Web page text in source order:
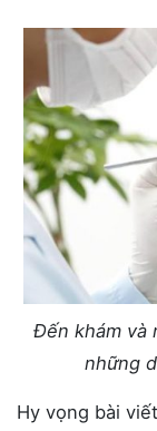
Đến khám và
những
Hy vọng bài